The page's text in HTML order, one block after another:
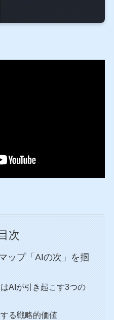
目次
ップ「AIの次」を掴
AIが引き起こす3つの
る戦略的価値